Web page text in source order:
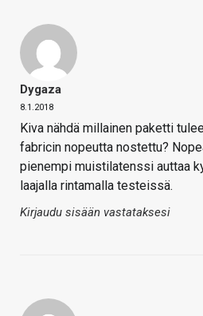
Dygaza
8.1.2018
Kiva nähdä millainen paketti
fabricin nopeutta nostettu?
pienempi muistilatenssi auttaa
laajalla rintamalla testeissä.
Kirjaudu sisään vastataksesi